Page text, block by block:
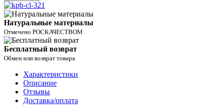
Натуральные материалы
Отмечено РОСКАЧЕСТВОМ
Бесплатный возврат
Обмен или возврат товара
Характеристики
Описание
Отзывы
Доставка/оплата